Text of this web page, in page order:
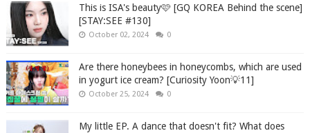
This is ISA's beauty🩷 [GQ KOREA Behind the scene]
[STAY:SEE #130]
October 02, 2024 0
Are there honeybees in honeycombs, which are used
in yogurt ice cream? [Curiosity Yoon💡11]
October 25, 2024 0
My little EP. A dance that doesn't fit? What does